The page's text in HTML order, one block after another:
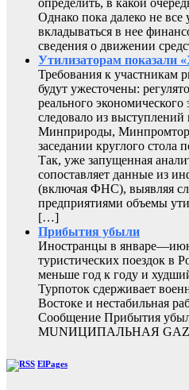
Однако пока далеко не
вкладываться в нее
сведения о движении
Утилизаторам показали
Требования к участникам
будут ужесточены:
реального экономического
следовало из выступлений
Минприроды,
заседании круглого стола
Так, уже запущенная
сопоставляет данные из
(включая ФНС), выявляя
предприятиями объемы
[…]
Прибытия убыли
Иностранцы в
туристических поездок в
меньше год к году и
Турпоток сдерживает
Востоке и нестабильная
Сообщение Прибытия
MUNИЦИПАЛЬНАЯ
ElPages